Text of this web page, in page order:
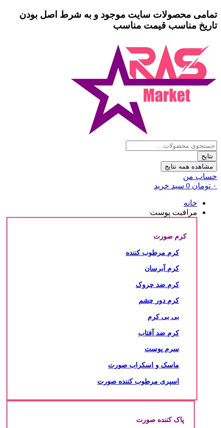
پرش
به
محتوا
تمامی محصولات سایت موجود و به شرط اصل بودن
تاریخ مناسب قیمت مناسب
جستجو
...نتایج
مشاهده همه نتایج
حساب من
۰ تومان 0 سبد خرید
خانه
مراقبت پوست
کرم صورت
کرم مرطوب کننده
کرم آبرسان
کرم ضد چروک
کرم دور چشم
بی بی کرم
کرم ضد آفتاب
سرم پوست
ماسک و اسکراب صورت
اسپری مرطوب کننده صورت
پاک کننده صورت